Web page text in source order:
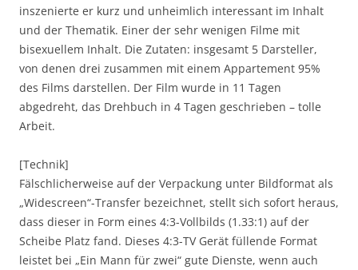
inszenierte er kurz und unheimlich interessant im Inhalt
und der Thematik. Einer der sehr wenigen Filme mit
bisexuellem Inhalt. Die Zutaten: insgesamt 5 Darsteller,
von denen drei zusammen mit einem Appartement 95%
des Films darstellen. Der Film wurde in 11 Tagen
abgedreht, das Drehbuch in 4 Tagen geschrieben – tolle
Arbeit.
[Technik]
Fälschlicherweise auf der Verpackung unter Bildformat als
„Widescreen“-Transfer bezeichnet, stellt sich sofort heraus,
dass dieser in Form eines 4:3-Vollbilds (1.33:1) auf der
Scheibe Platz fand. Dieses 4:3-TV Gerät füllende Format
leistet bei „Ein Mann für zwei“ gute Dienste, wenn auch